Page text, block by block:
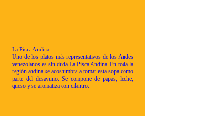
La Pisca Andina
Uno de los platos más representativos de los Andes
venezolanos es sin duda La Pisca Andina. En toda la
región andina se acostumbra a tomar esta sopa como
parte del desayuno. Se compone de papas, leche,
queso y se aromatiza con cilantro.